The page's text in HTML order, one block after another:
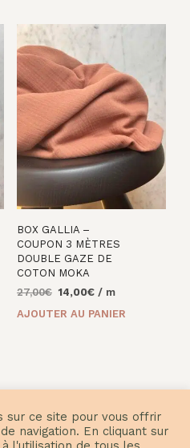
BOX GALLIA –
COUPON 3 MÈTRES
DOUBLE GAZE DE
COTON MOKA
27,00€ Le
14,00€Le/ m
AJOUTER AU PANIER
sur ce site pour vous offrir
navigation. En cliquant sur